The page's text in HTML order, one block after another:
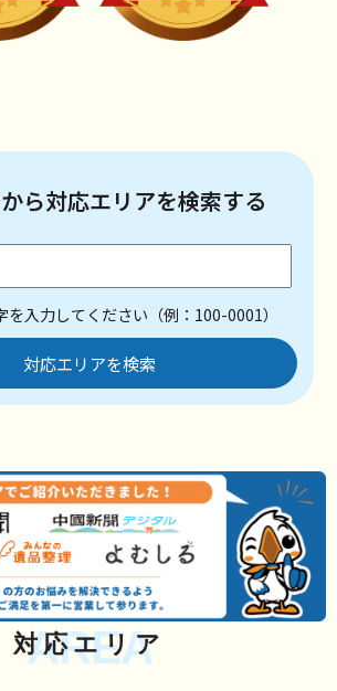
ら対応エリアを検索する
入力してください（例：100-0001）
対応エリアを検索
AREA
対応エリア